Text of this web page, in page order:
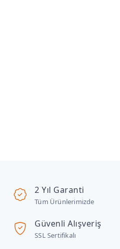
2 Yıl Garanti
Tüm Ürünlerimizde
Güvenli Alışveriş
SSL Sertifikalı